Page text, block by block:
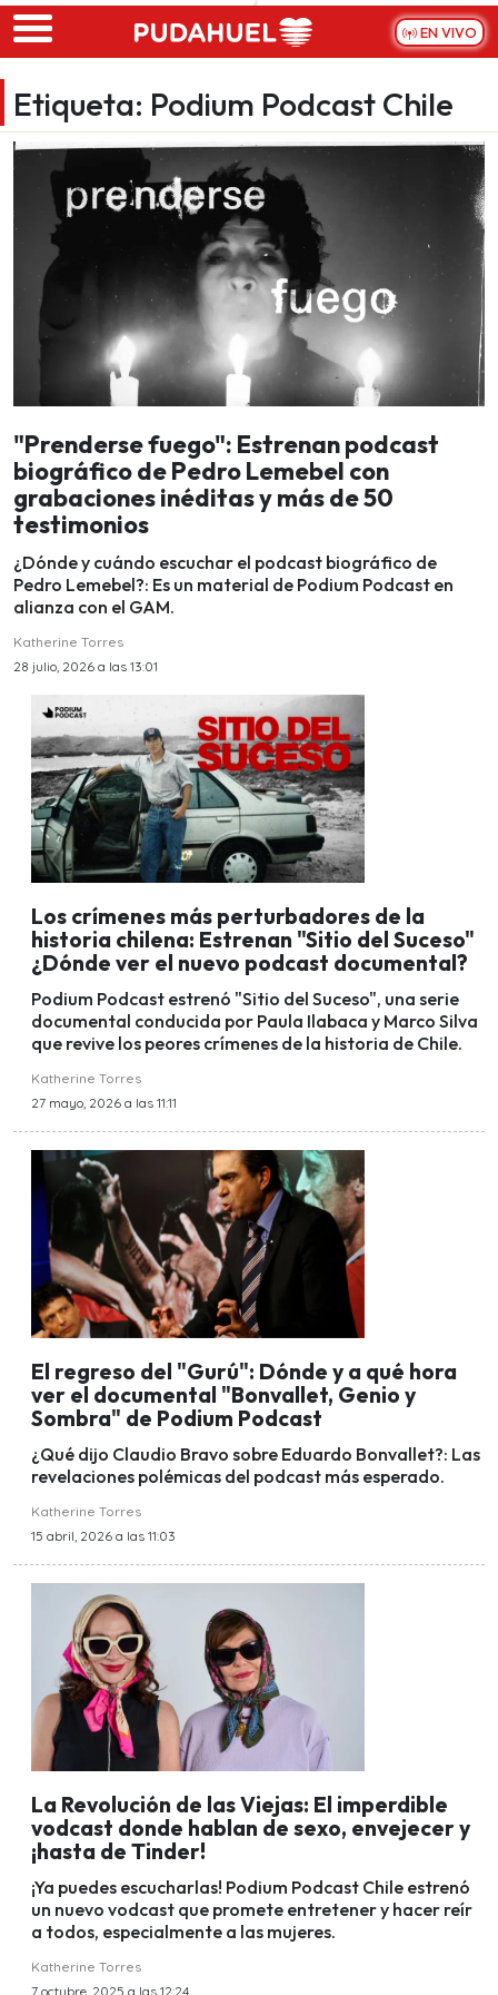
Skip to main content
EN VIVO
Etiqueta: Podium Podcast Chile
"Prenderse fuego": Estrenan podcast
biográfico de Pedro Lemebel con
grabaciones inéditas y más de 50
testimonios
¿Dónde y cuándo escuchar el podcast biográfico de
Pedro Lemebel?: Es un material de Podium Podcast en
alianza con el GAM.
Katherine Torres
28 julio, 2026 a las 13:01
Los crímenes más perturbadores de la
historia chilena: Estrenan "Sitio del Suceso"
¿Dónde ver el nuevo podcast documental?
Podium Podcast estrenó "Sitio del Suceso", una serie
documental conducida por Paula Ilabaca y Marco Silva
que revive los peores crímenes de la historia de Chile.
Katherine Torres
27 mayo, 2026 a las 11:11
El regreso del "Gurú": Dónde y a qué hora
ver el documental "Bonvallet, Genio y
Sombra" de Podium Podcast
¿Qué dijo Claudio Bravo sobre Eduardo Bonvallet?: Las
revelaciones polémicas del podcast más esperado.
Katherine Torres
15 abril, 2026 a las 11:03
La Revolución de las Viejas: El imperdible
vodcast donde hablan de sexo, envejecer y
¡hasta de Tinder!
¡Ya puedes escucharlas! Podium Podcast Chile estrenó
un nuevo vodcast que promete entretener y hacer reír
a todos, especialmente a las mujeres.
Katherine Torres
7 octubre, 2025 a las 12:24